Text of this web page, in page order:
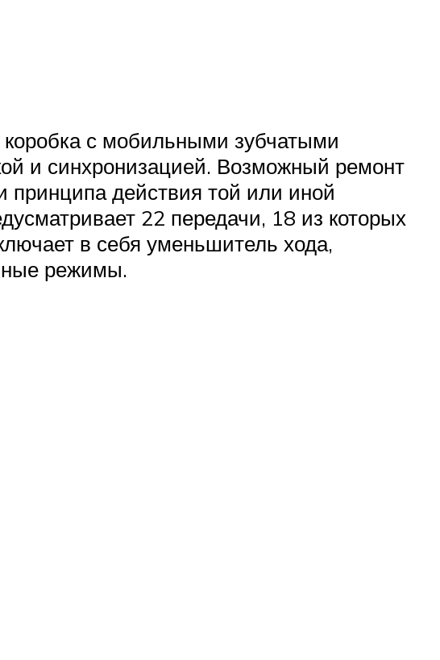
с мобильными зубчатыми
и синхронизацией. Возможный ремонт
принципа действия той или иной
22 передачи, 18 из которых
в себя уменьшитель хода,
режимы.